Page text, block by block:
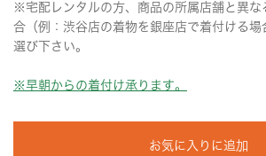
※宅配レンタルの方、商品の所属店舗と異な
合（例：渋谷店の着物を銀座店で着付ける
選び下さい。
※早朝からの着付け承ります。
お気に入りに追加